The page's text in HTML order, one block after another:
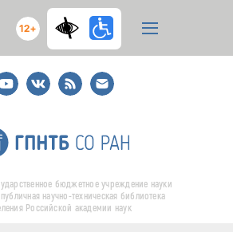
12+
ВКонтакте
RSS
E-
mail
подписка
бюджетное учреждение науки
научно-техническая библиотека
Российской академии наук